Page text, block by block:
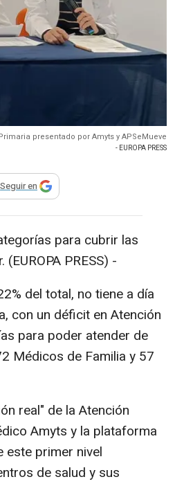
presentado por Amyts y APSeMueve
- EUROPA PRESS
para compartir
Seguir en
para cubrir las
PRESS) -
del total, no tiene a día
con un déficit en Atención
para poder atender de
Médicos de Familia y 57
real" de la Atención
Amyts y la plataforma
este primer nivel
de salud y sus